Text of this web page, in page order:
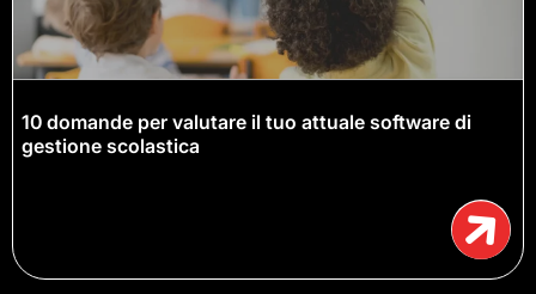
10 domande per valutare il tuo attuale software di
gestione scolastica